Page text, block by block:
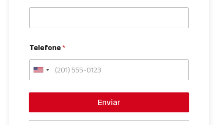
Telefone*
U
e
Enviar